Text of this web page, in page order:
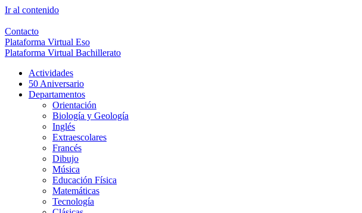
Ir al contenido
Contacto
Plataforma Virtual Eso
Plataforma Virtual Bachillerato
Actividades
50 Aniversario
Departamentos
Orientación
Biología y Geología
Inglés
Extraescolares
Francés
Dibujo
Música
Educación Física
Matemáticas
Tecnología